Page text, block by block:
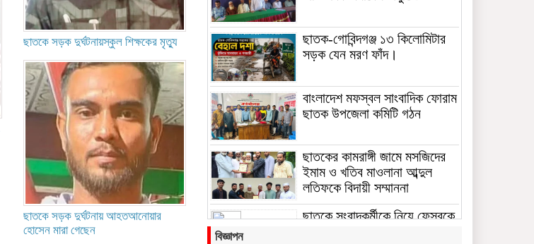
ছাতকে সড়ক দুর্ঘটনায়স্কুল শিক্ষকের মৃত্যু
ছাতকে সড়ক দুর্ঘটনায় আহতআনোয়ার
হোসেন মারা গেছেন
ছাতক-গোবিন্দগঞ্জ ১৩ কিলোমিটার
সড়ক যেন মরণ ফাঁদ।
বাংলাদেশ মফস্বল সাংবাদিক ফোরাম
ছাতক উপজেলা কমিটি গঠন
ছাতকের কামরাঙ্গী জামে মসজিদের
ইমাম ও খতিব মাওলানা আব্দুল
লতিফকে বিদায়ী সম্মাননা
ছাতকে সংবাদকর্মীকে নিয়ে ফেসবুকে
বিজ্ঞাপন